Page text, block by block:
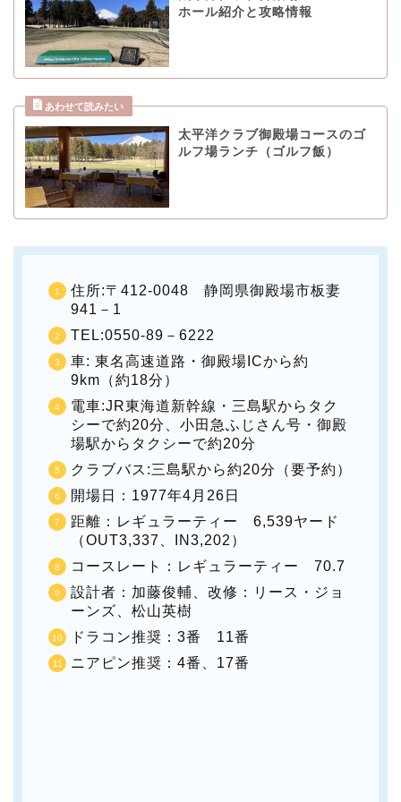
ホール紹介と攻略情報
太平洋クラブ御殿場コースのゴ
ルフ場ランチ（ゴルフ飯）
住所:〒412-0048 静岡県御殿場市板妻
941－1
TEL:0550-89－6222
車: 東名高速道路・御殿場ICから約
9km（約18分）
電車:JR東海道新幹線・三島駅からタク
シーで約20分、小田急ふじさん号・御殿
場駅からタクシーで約20分
クラブバス:三島駅から約20分（要予約）
開場日：1977年4月26日
距離：レギュラーティー 6,539ヤード
（OUT3,337、IN3,202）
コースレート：レギュラーティー 70.7
設計者：加藤俊輔、改修：リース・ジョ
ーンズ、松山英樹
ドラコン推奨：3番 11番
ニアピン推奨：4番、17番